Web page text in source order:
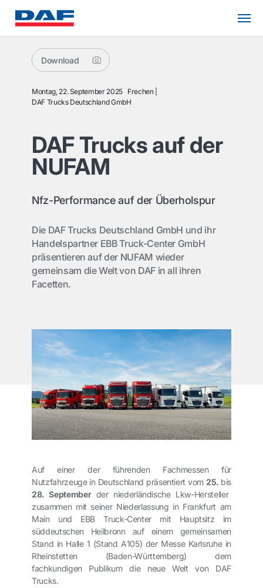
Download
Montag, 22. September 2025
Frechen
DAF Trucks Deutschland GmbH
DAF Trucks auf der
NUFAM
Nfz-Performance auf der Überholspur
Die DAF Trucks Deutschland GmbH und ihr
Handelspartner EBB Truck-Center GmbH
präsentieren auf der NUFAM wieder
gemeinsam die Welt von DAF in all ihren
Facetten.
Auf einer der führenden Fachmessen für
Nutzfahrzeuge in Deutschland präsentiert vom25. bis
28. Septemberder niederländische Lkw-Hersteller
zusammen mit seiner Niederlassung in Frankfurt am
Main und EBB Truck-Center mit Hauptsitz im
süddeutschen Heilbronn auf einem gemeinsamen
Stand in Halle 1 (Stand A105) der Messe Karlsruhe in
Rheinstetten (Baden-Württemberg) dem
fachkundigen Publikum die neue Welt von DAF
Trucks.